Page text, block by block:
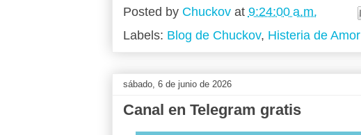
Posted by Chuckov at 9:24:00 a.m.
Labels: Blog de Chuckov, Histeria de Amor
sábado, 6 de junio de 2026
Canal en Telegram gratis